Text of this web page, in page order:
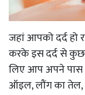
जहां आपको दर्द
करके इस दर्द से कुछ
लिए आप अपने पास
ऑइल, लौंग का